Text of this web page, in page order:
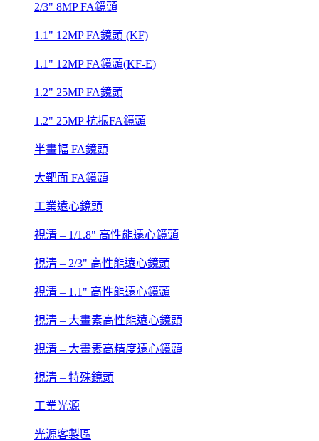
2/3" 8MP FA鏡頭
1.1" 12MP FA鏡頭 (KF)
1.1" 12MP FA鏡頭(KF-E)
1.2" 25MP FA鏡頭
1.2" 25MP 抗振FA鏡頭
半畫幅 FA鏡頭
大靶面 FA鏡頭
工業遠心鏡頭
視清 – 1/1.8" 高性能遠心鏡頭
視清 – 2/3" 高性能遠心鏡頭
視清 – 1.1" 高性能遠心鏡頭
視清 – 大畫素高性能遠心鏡頭
視清 – 大畫素高精度遠心鏡頭
視清 – 特殊鏡頭
工業光源
光源客製區